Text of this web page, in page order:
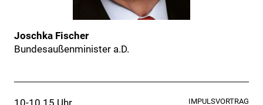
Joschka Fischer
Bundesaußenminister a.D.
10-10.15 Uhr IMPULSVORTRAG